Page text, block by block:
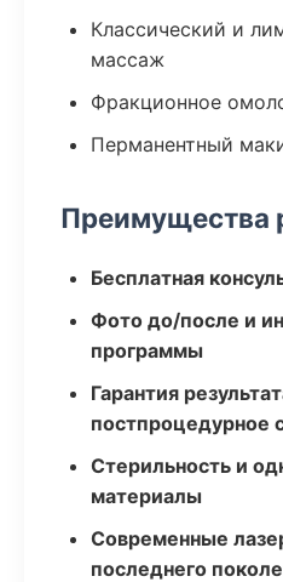
Классический и
массаж
Фракционное
Перманентный
Преимущества
Бесплатная
Фото до/после и
программы
Гарантия
постпроцедурное
Стерильность и
материалы
Современные
последнего